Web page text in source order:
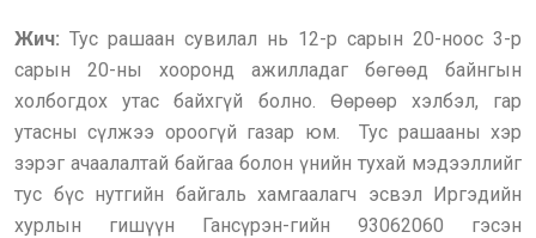
Жич: Тус рашаан сувилал нь 12-р сарын 20-ноос 3-р
сарын 20-ны хооронд ажилладаг бөгөөд байнгын
холбогдох утас байхгүй болно. Өөрөөр хэлбэл, гар
утасны сүлжээ ороогүй газар юм. Тус рашааны хэр
зэрэг ачаалалтай байгаа болон үнийн тухай мэдээллийг
тус бүс нутгийн байгаль хамгаалагч эсвэл Иргэдийн
хурлын гишүүн Гансүрэн-гийн 93062060 гэсэн